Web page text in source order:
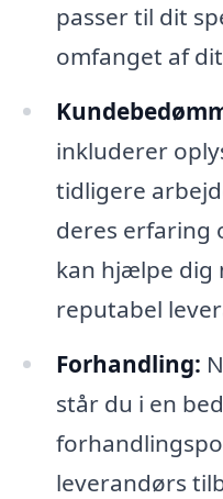
passer til dit
omfanget af
inkluderer
tidligere
deres erfaring
kan hjælpe dig
reputabel
Forhandling:
står du i en
leverandørs